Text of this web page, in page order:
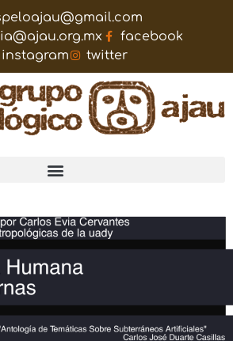
facebook
instagram
twitter